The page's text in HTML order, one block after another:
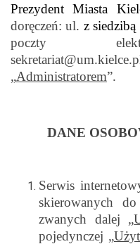
Prezydent Miasta
doręczeń: ul. z
poczty
„Administratorem”.
DANE
Serwis
skierowanych
zwanych dalej „
pojedynczej „